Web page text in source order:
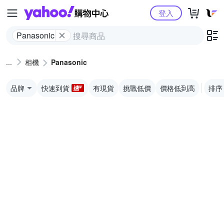
Yahoo購物中心
Panasonic
登入
相機 Panasonic
品牌 快速到貨 有現貨 挑戰低價 價格低到高 排序